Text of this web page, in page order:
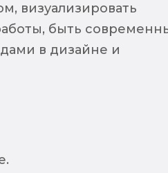
визуализировать
быть
в дизайне и